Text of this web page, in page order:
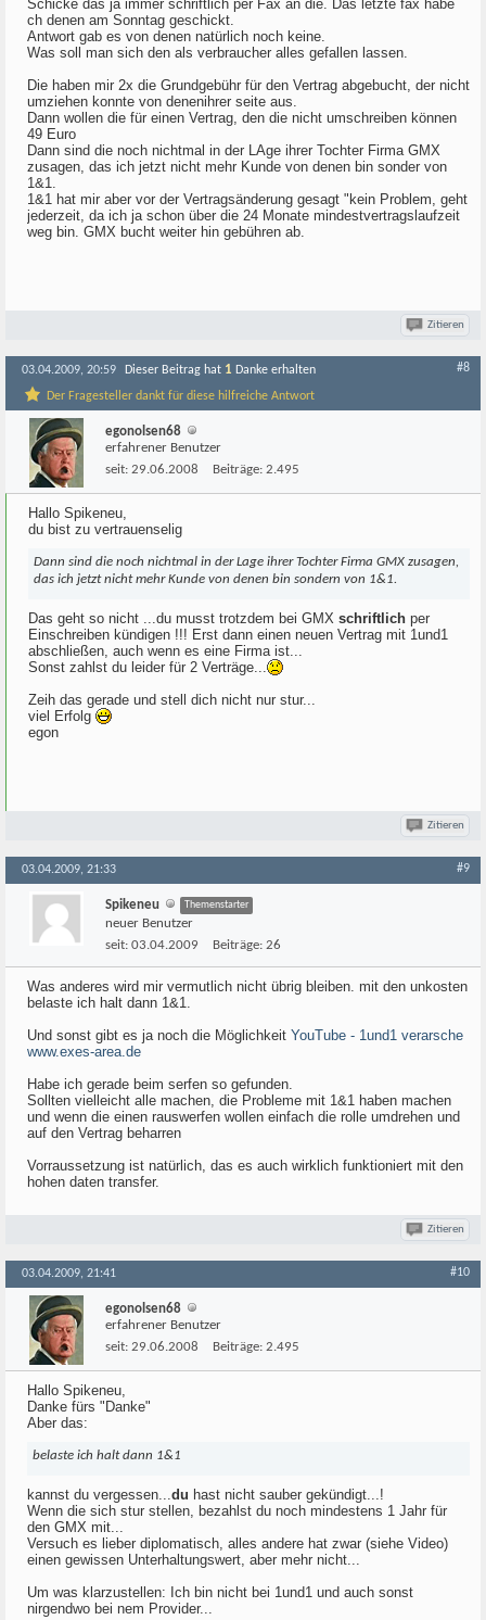
Schicke das ja immer schriftlich per Fax an die. Das letzte fax habe
ch denen am Sonntag geschickt.
Antwort gab es von denen natürlich noch keine.
Was soll man sich den als verbraucher alles gefallen lassen.
Die haben mir 2x die Grundgebühr für den Vertrag abgebucht, der nicht
umziehen konnte von denenihrer seite aus.
Dann wollen die für einen Vertrag, den die nicht umschreiben können
49 Euro
Dann sind die noch nichtmal in der LAge ihrer Tochter Firma GMX
zusagen, das ich jetzt nicht mehr Kunde von denen bin sonder von
1&1.
1&1 hat mir aber vor der Vertragsänderung gesagt "kein Problem, geht
jederzeit, da ich ja schon über die 24 Monate mindestvertragslaufzeit
weg bin. GMX bucht weiter hin gebühren ab.
Zitieren
03.04.2009, 20:59 Dieser Beitrag hat 1 Danke erhalten
Der Fragesteller dankt für diese hilfreiche Antwort
#8
egonolsen68
erfahrener Benutzer
seit: 29.06.2008 Beiträge: 2.495
Hallo Spikeneu,
du bist zu vertrauenselig
Dann sind die noch nichtmal in der Lage ihrer Tochter Firma GMX zusagen,
das ich jetzt nicht mehr Kunde von denen bin sondern von 1&1.
Das geht so nicht ...du musst trotzdem bei GMX schriftlich per
Einschreiben kündigen !!! Erst dann einen neuen Vertrag mit 1und1
abschließen, auch wenn es eine Firma ist...
Sonst zahlst du leider für 2 Verträge...
Zeih das gerade und stell dich nicht nur stur...
viel Erfolg
egon
Zitieren
03.04.2009, 21:33 #9
Spikeneu Themenstarter
neuer Benutzer
seit: 03.04.2009 Beiträge: 26
Was anderes wird mir vermutlich nicht übrig bleiben. mit den unkosten
belaste ich halt dann 1&1.
Und sonst gibt es ja noch die Möglichkeit YouTube - 1und1 verarsche
www.exes-area.de
Habe ich gerade beim serfen so gefunden.
Sollten vielleicht alle machen, die Probleme mit 1&1 haben machen
und wenn die einen rauswerfen wollen einfach die rolle umdrehen und
auf den Vertrag beharren
Vorraussetzung ist natürlich, das es auch wirklich funktioniert mit den
hohen daten transfer.
Zitieren
03.04.2009, 21:41 #10
egonolsen68
erfahrener Benutzer
seit: 29.06.2008 Beiträge: 2.495
Hallo Spikeneu,
Danke fürs "Danke"
Aber das:
belaste ich halt dann 1&1
kannst du vergessen...du hast nicht sauber gekündigt...!
Wenn die sich stur stellen, bezahlst du noch mindestens 1 Jahr für
den GMX mit...
Versuch es lieber diplomatisch, alles andere hat zwar (siehe Video)
einen gewissen Unterhaltungswert, aber mehr nicht...
Um was klarzustellen: Ich bin nicht bei 1und1 und auch sonst
nirgendwo bei nem Provider...